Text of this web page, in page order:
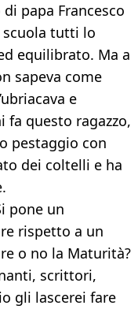
papa Francesco
scuola tutti lo
equilibrato. Ma a
sapeva come
e
fa questo ragazzo,
pestaggio con
dei coltelli e ha
pone un
rispetto a un
o no la Maturità?
scrittori,
gli lascerei fare